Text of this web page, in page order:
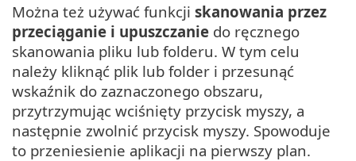
Można też używać funkcji skanowania przez
przeciąganie i upuszczanie do ręcznego
skanowania pliku lub folderu. W tym celu
należy kliknąć plik lub folder i przesunąć
wskaźnik do zaznaczonego obszaru,
przytrzymując wciśnięty przycisk myszy, a
następnie zwolnić przycisk myszy. Spowoduje
to przeniesienie aplikacji na pierwszy plan.